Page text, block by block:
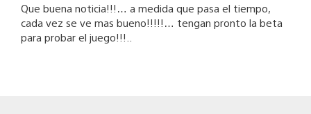
Que buena noticia!!!… a medida que pasa el tiempo,
cada vez se ve mas bueno!!!!!… tengan pronto la beta
para probar el juego!!!..